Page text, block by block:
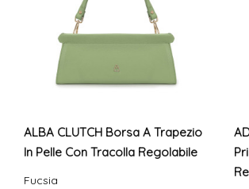
ALBA CLUTCH Borsa A Trapezio
In Pelle Con Tracolla Regolabile
Fucsia